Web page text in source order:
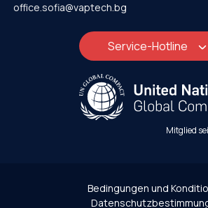
office.sofia@vaptech.bg
Service-Hotline
Mitglied
Bedingungen und